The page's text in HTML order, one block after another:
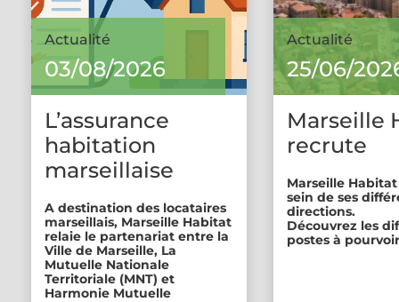
Actualité
03/08/2026
L’assurance
habitation
marseillaise
A destination des locataires
marseillais, Marseille Habitat
relaie le partenariat entre la
Ville de Marseille, La
Mutuelle Nationale
Territoriale (MNT) et
Harmonie Mutuelle
Actualité
25/06/
Marseille
recrute
Marseille
sein de ses
directions.
Découvrez les
postes à